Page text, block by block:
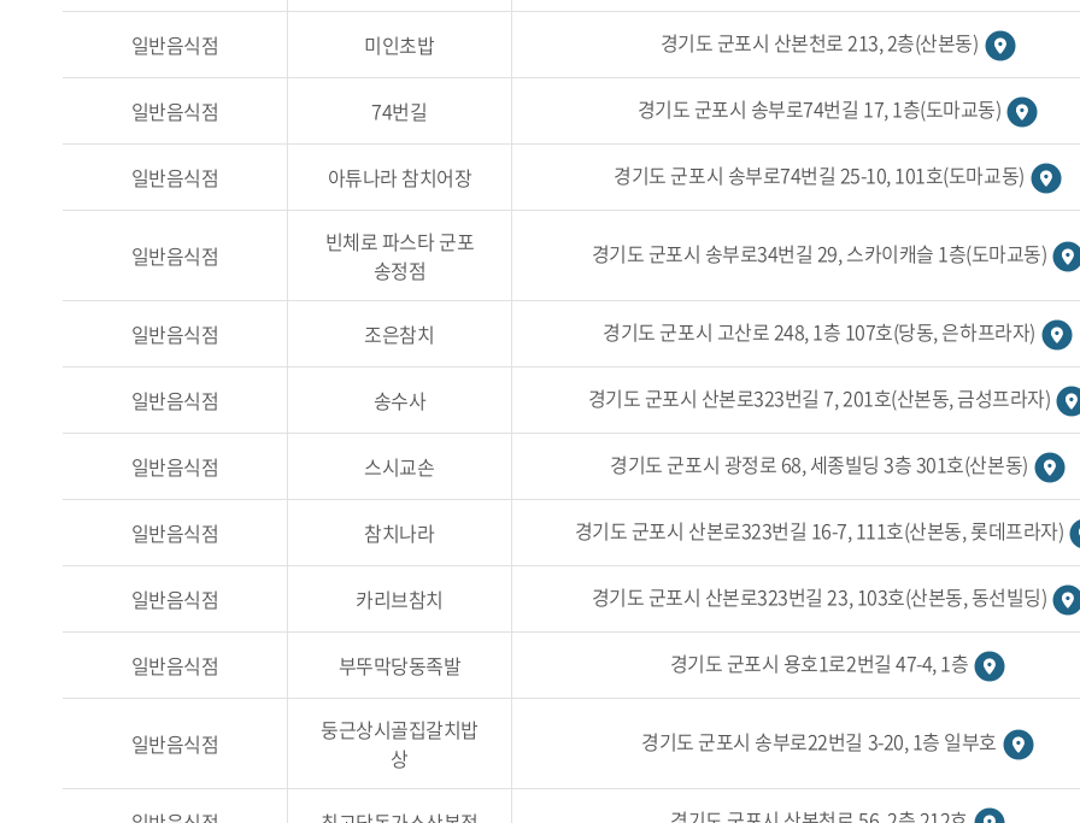
일반음식점 미인초밥 경기도 군포시 산본천로 213, 2층(산본동)
일반음식점 74번길 경기도 군포시 송부로74번길 17, 1층(도마교동)
일반음식점 아튜나라 참치어장 경기도 군포시 송부로74번길 25-10, 101호(도마교동)
일반음식점
빈체로 파스타 군포
송정점
경기도 군포시 송부로34번길 29, 스카이캐슬 1층(도마교동)
일반음식점 조은참치 경기도 군포시 고산로 248, 1층 107호(당동, 은하프라자)
일반음식점 송수사 경기도 군포시 산본로323번길 7, 201호(산본동, 금성프라자)
일반음식점 스시교손 경기도 군포시 광정로 68, 세종빌딩 3층 301호(산본동)
일반음식점 참치나라 경기도 군포시 산본로323번길 16-7, 111호(산본동, 롯데프라자)
일반음식점 카리브참치 경기도 군포시 산본로323번길 23, 103호(산본동, 동선빌딩)
일반음식점 부뚜막당동족발 경기도 군포시 용호1로2번길 47-4, 1층
일반음식점
둥근상시골집갈치밥
상
경기도 군포시 송부로22번길 3-20, 1층 일부호